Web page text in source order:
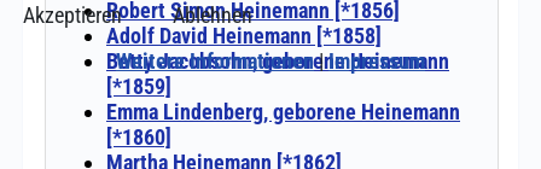
Akzeptieren
Ablehnen
Weitere Informationen|Impressum